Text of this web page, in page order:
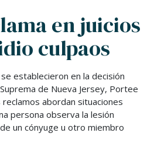
en juicios
culpaos
establecieron en la decisión
de Nueva Jersey, Portee
reclamos abordan situaciones
persona observa la lesión
un cónyuge u otro miembro